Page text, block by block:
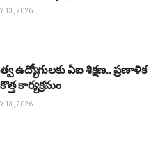
13, 2026
ఉద్యోగులకు ఏఐ శిక్షణ.. ప్రణాళిక
కార్యక్రమం
13, 2026